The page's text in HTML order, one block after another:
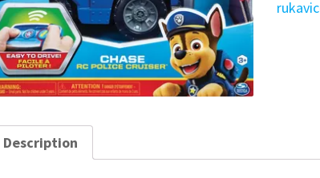
Description